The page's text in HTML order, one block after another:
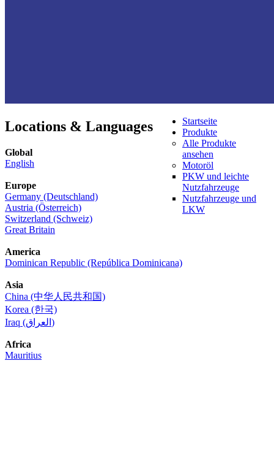
Locations & Languages
Global
English
Europe
Germany (Deutschland)
Austria (Österreich)
Switzerland (Schweiz)
Great Britain
America
Dominican Republic (República Dominicana)
Asia
China (中华人民共和国)
Korea (한국)
Iraq (العراق)
Africa
Mauritius
Startseite
Produkte
Alle Produkte
ansehen
Motoröl
PKW und leichte
Nutzfahrzeuge
Nutzfahrzeuge und
LKW